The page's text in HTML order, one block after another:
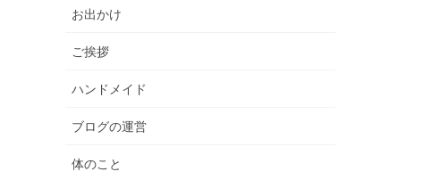
お出かけ
ご挨拶
ハンドメイド
ブログの運営
体のこと